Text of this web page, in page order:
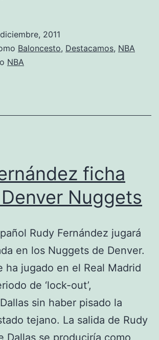
de
ilustres
NBA
2011
Baloncesto, Destacamos, NBA
NBA
ficha
Nuggets
Rudy Fernández jugará
en los Nuggets de Denver.
ha jugado en el Real Madrid
de ‘lock-out’,
sin haber pisado la
tejano. La salida de Rudy
Dallas se produciría como